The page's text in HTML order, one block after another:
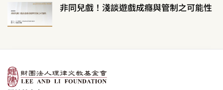
非同兒戲！淺談遊戲成癮與管制之可能性